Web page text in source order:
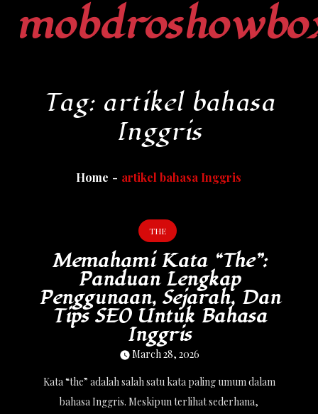
Tag: artikel bahasa
Inggris
Home artikel bahasa Inggris
THE
Memahami Kata “The”:
Panduan Lengkap
Penggunaan, Sejarah, Dan
Tips SEO Untuk Bahasa
Inggris
March 28, 2026
Kata “the” adalah salah satu kata paling umum dalam
bahasa Inggris. Meskipun terlihat sederhana,